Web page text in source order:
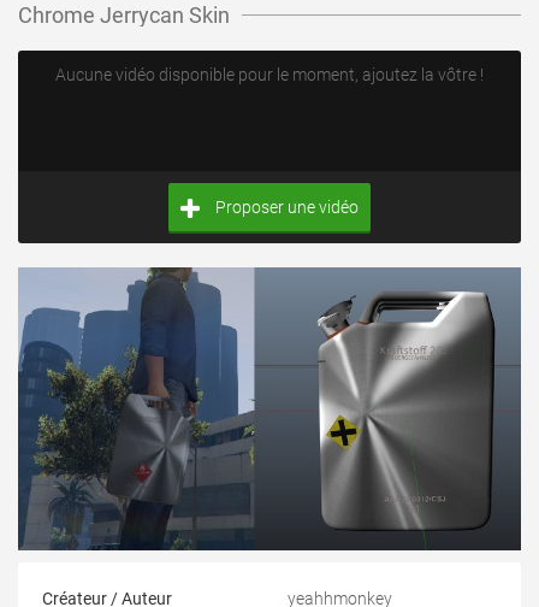
Chrome Jerrycan Skin
Aucune vidéo disponible pour le moment, ajoutez la vôtre !
Proposer une vidéo
Créateur / Auteur
yeahhmonkey